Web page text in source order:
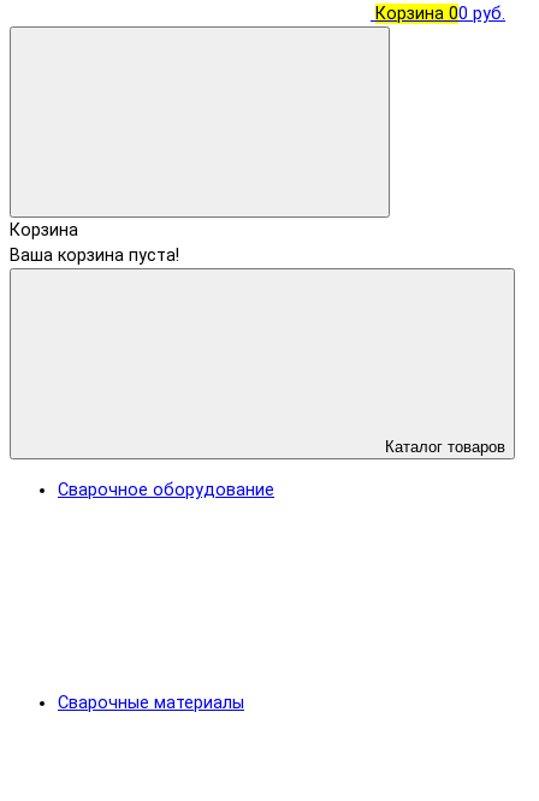
Корзина 00 руб.
Корзина
Ваша корзина пуста!
Каталог товаров
Сварочное оборудование
Сварочные материалы